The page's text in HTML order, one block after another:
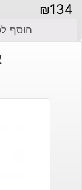
₪134
הוסף